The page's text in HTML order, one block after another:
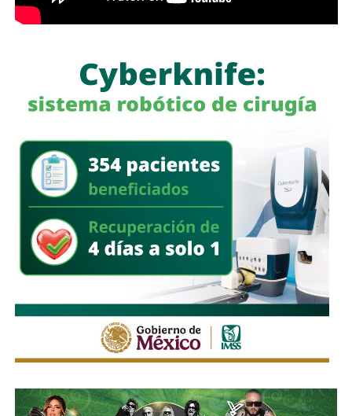
Lizbeth Saraí han realizado bloqueos en la caseta de
cobro de la supercarretera en Cerritos para exigir que la
investigación se desarrollesin privilegios y con
transparencia.
García Cázares también confirmó que el pasado domingo
fue localizada una
camioneta incendiada relacionada
con la investigación. La Fiscalía analiza
videograbaciones de cámaras de seguridad para
identificar a la persona que habría abandonado la unidad.
La fiscal no precisó si la camioneta incendiada
accidente del 2 de agosto.